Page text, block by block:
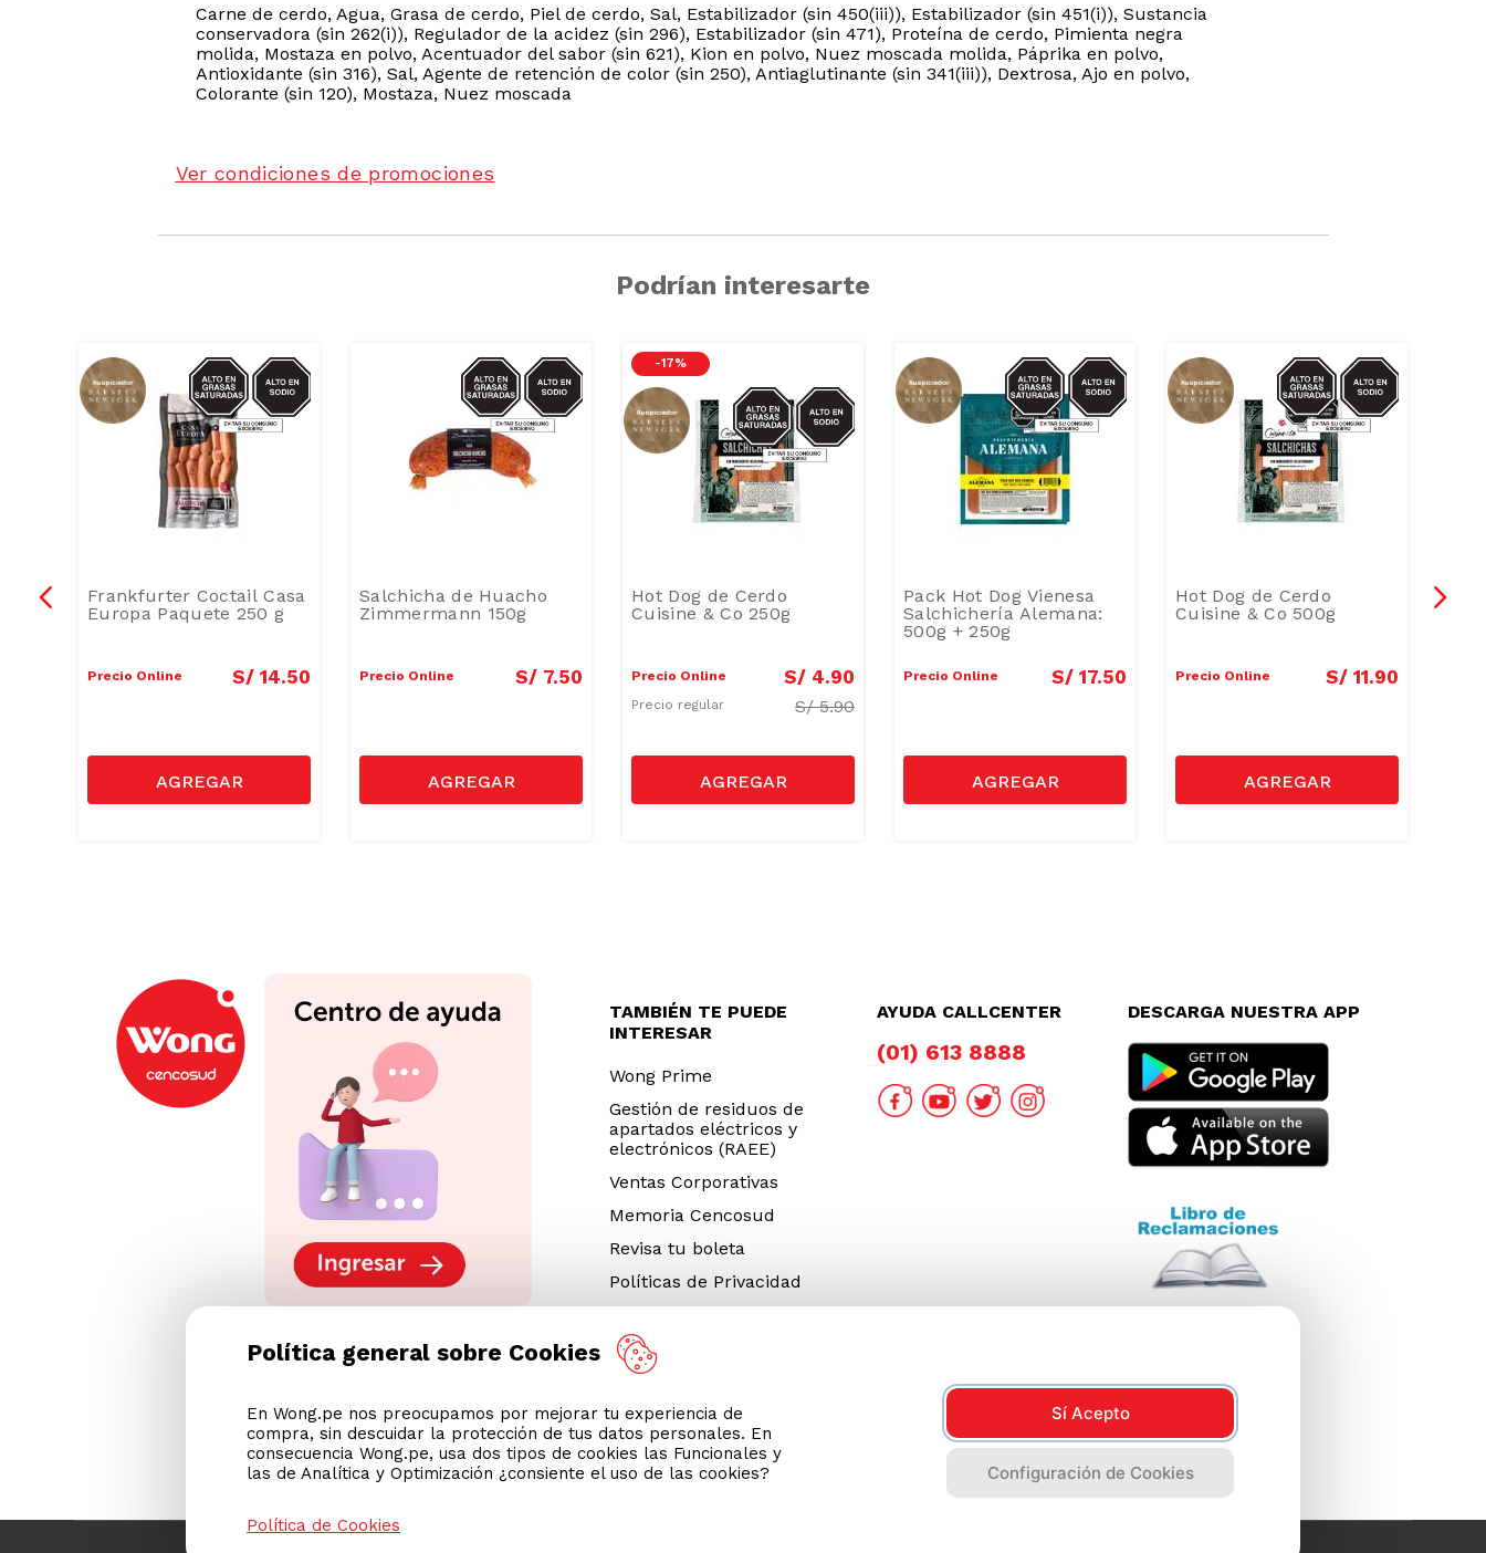
Carne de cerdo, Agua, Grasa de cerdo, Piel de cerdo, Sal, Estabilizador (sin 450(iii)), Estabilizador (sin 451(i)), Sustancia
conservadora (sin 262(i)), Regulador de la acidez (sin 296), Estabilizador (sin 471), Proteína de cerdo, Pimienta negra
molida, Mostaza en polvo, Acentuador del sabor (sin 621), Kion en polvo, Nuez moscada molida, Páprika en polvo,
Antioxidante (sin 316), Sal, Agente de retención de color (sin 250), Antiaglutinante (sin 341(iii)), Dextrosa, Ajo en polvo,
Colorante (sin 120), Mostaza, Nuez moscada
Ver condiciones de promociones
Podrían interesarte
SODIO/GRASAS-
SAT
Frankfurter Coctail Casa
Europa Paquete 250 g
Precio Online S/ 14.50
SODIO/GRASAS-
SAT
Salchicha de Huacho
Zimmermann 150g
Precio Online S/ 7.50
-17 %
SODIO/GRASAS-
SAT
Hot Dog de Cerdo
Cuisine & Co 250g
Precio Online S/ 4.90
Precio regular S/5.90
SODIO/GRASAS-
SAT
Pack Hot Dog Vienesa
Salchichería Alemana:
500g + 250g
Precio Online S/ 17.50
SODIO/GRASAS-
SAT
Hot Dog de Cerdo
Cuisine & Co 500g
Precio Online S/ 11.90
TAMBIÉN TE PUEDE
INTERESAR
Wong Prime
Gestión de residuos de
apartados eléctricos y
electrónicos (RAEE)
Ventas Corporativas
Memoria Cencosud
Revisa tu boleta
Políticas de Privacidad
Legales
Código de Ética
Cyber Wong 2026
Decargar App
AYUDA CALLCENTER
(01) 613 8888
DESCARGA NUESTRA APP
Política general sobre Cookies
En Wong.pe nos preocupamos por mejorar tu experiencia de
compra, sin descuidar la protección de tus datos personales. En
consecuencia Wong.pe, usa dos tipos de cookies las Funcionales y
las de Analítica y Optimización ¿consiente el uso de las cookies?
Sí Acepto
Configuración de Cookies
Política de Cookies